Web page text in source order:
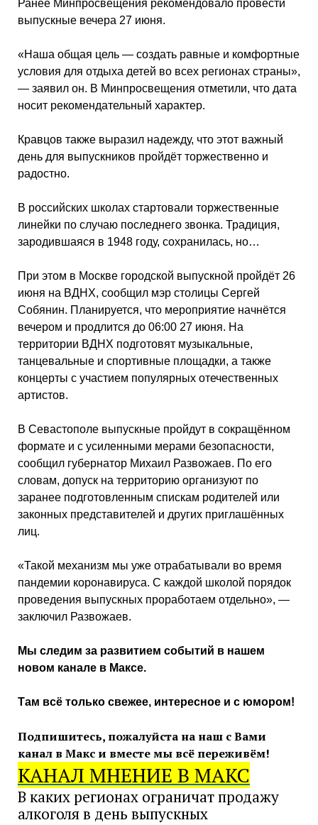
Ранее Минпросвещения рекомендовало провести
выпускные вечера 27 июня.
«Наша общая цель — создать равные и комфортные
условия для отдыха детей во всех регионах страны»,
— заявил он. В Минпросвещения отметили, что дата
носит рекомендательный характер.
Кравцов также выразил надежду, что этот важный
день для выпускников пройдёт торжественно и
радостно.
В российских школах стартовали торжественные
линейки по случаю последнего звонка. Традиция,
зародившаяся в 1948 году, сохранилась, но…
При этом в Москве городской выпускной пройдёт 26
июня на ВДНХ, сообщил мэр столицы Сергей
Собянин. Планируется, что мероприятие начнётся
вечером и продлится до 06:00 27 июня. На
территории ВДНХ подготовят музыкальные,
танцевальные и спортивные площадки, а также
концерты с участием популярных отечественных
артистов.
В Севастополе выпускные пройдут в сокращённом
формате и с усиленными мерами безопасности,
сообщил губернатор Михаил Развожаев. По его
словам, допуск на территорию организуют по
заранее подготовленным спискам родителей или
законных представителей и других приглашённых
лиц.
«Такой механизм мы уже отрабатывали во время
пандемии коронавируса. С каждой школой порядок
проведения выпускных проработаем отдельно», —
заключил Развожаев.
Мы следим за развитием событий в нашем
новом канале в Максе.
Там всё только свежее, интересное и с юмором!
Подпишитесь, пожалуйста на наш с Вами
канал в Макс и вместе мы всё переживём!
КАНАЛ МНЕНИЕ В МАКС
В каких регионах ограничат продажу
алкоголя в день выпускных